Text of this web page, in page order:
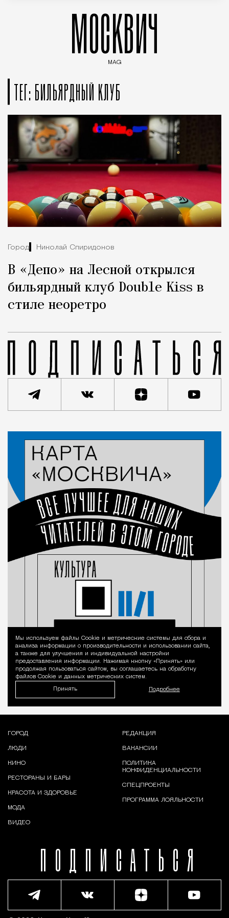
МОСКВИЧ
MAG
ТЕГ: БИЛЬЯРДНЫЙ КЛУБ
Город Николай Спиридонов
В «Депо» на Лесной открылся
бильярдный клуб Double Kiss в
стиле неоретро
Уведомление
Мы используем файлы Сookie и метрические системы для сбора и
анализа информации о производительности и использовании сайта,
а также для улучшения и индивидуальной настройки
предоставления информации. Нажимая кнопку «Принять» или
продолжая пользоваться сайтом, вы соглашаетесь на обработку
файлов Cookie и данных метрических систем.
Принять Подробнее
ПОДПИСАТЬСЯ
ГОРОД
ЛЮДИ
КИНО
РЕСТОРАНЫ И БАРЫ
КРАСОТА И ЗДОРОВЬЕ
МОДА
ВИДЕО
РЕДАКЦИЯ
ВАКАНСИИ
ПОЛИТИКА
КОНФИДЕНЦИАЛЬНОСТИ
СПЕЦПРОЕКТЫ
ПРОГРАММА ЛОЯЛЬНОСТИ